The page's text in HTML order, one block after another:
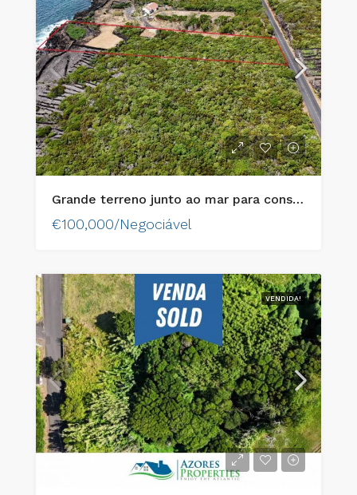
Grande terreno junto ao mar para construir na ilha do Pico
€100,000/Negociável
VENDIDA!